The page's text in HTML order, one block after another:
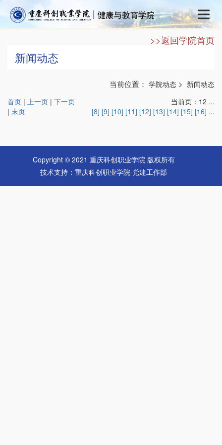
>>返回学院首页
新闻动态
当前位置： 学院动态 > 新闻动态
首页 | 上一页 | 下一页
| 末页
当前页：12 ...
[8] [9] [10] [11] [12] [13] [14] [15] [16] ...
Copyright © 2021 重庆科创职业学院 版权所有
技术支持：重庆科创职业学院·党建工作部